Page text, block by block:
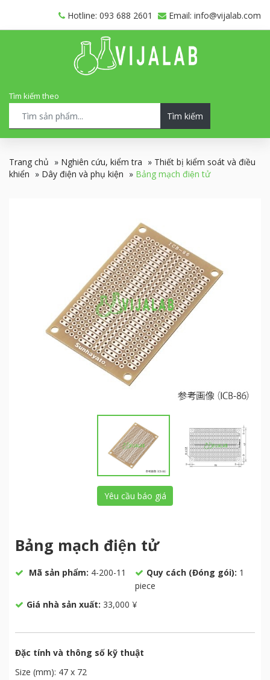
Hotline: 093 688 2601 Email: info@vijalab.com
Tìm kiếm theo
Tìm kiếm
Trang chủ » Nghiên cứu, kiểm tra » Thiết bị kiểm soát và điều
khiển » Dây điện và phụ kiện » Bảng mạch điện tử
Yêu cầu báo giá
Bảng mạch điện tử
Mã sản phẩm: 4-200-11 Quy cách (Đóng gói): 1
piece
Giá nhà sản xuất: 33,000 ¥
Đặc tính và thông số kỹ thuật
Size (mm): 47 x 72